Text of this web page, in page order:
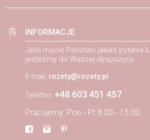
INFORMACJE
Jeśli macie Państwo jakieś pytania
jesteśmy do Waszej dyspozycji.
E-mail: rozety@rozety.pl
Telefon: +48 603 451 457
Pracujemy: Pon - Pt 8.00 - 15.00